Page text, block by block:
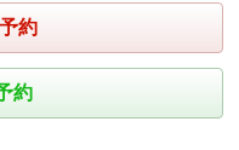
約
約